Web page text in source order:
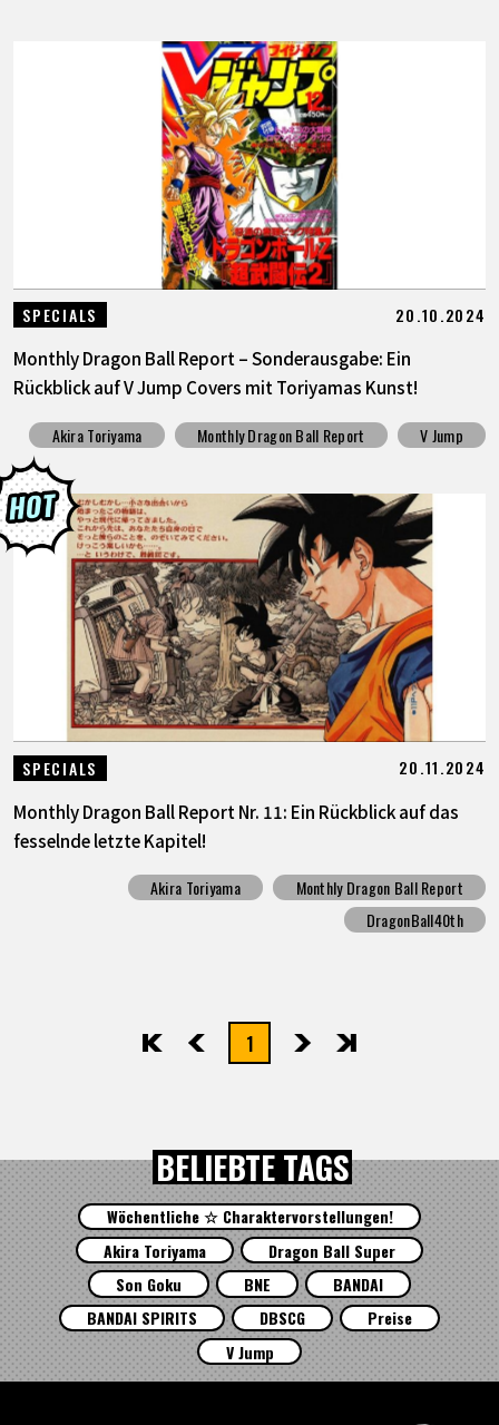
SPECIALS 20.10.2024
Monthly Dragon Ball Report – Sonderausgabe: Ein
Rückblick auf V Jump Covers mit Toriyamas Kunst!
Akira Toriyama Monthly Dragon Ball Report V Jump
SPECIALS 20.11.2024
Monthly Dragon Ball Report Nr. 11: Ein Rückblick auf das
fesselnde letzte Kapitel!
Akira Toriyama
Monthly Dragon Ball Report
DragonBall40th
先頭 前へ1 次へ最後
BELIEBTE TAGS
Wöchentliche ☆ Charaktervorstellungen!
Akira Toriyama
Dragon Ball Super
Son Goku
BNE
BANDAI
BANDAI SPIRITS
DBSCG
Preise
V Jump